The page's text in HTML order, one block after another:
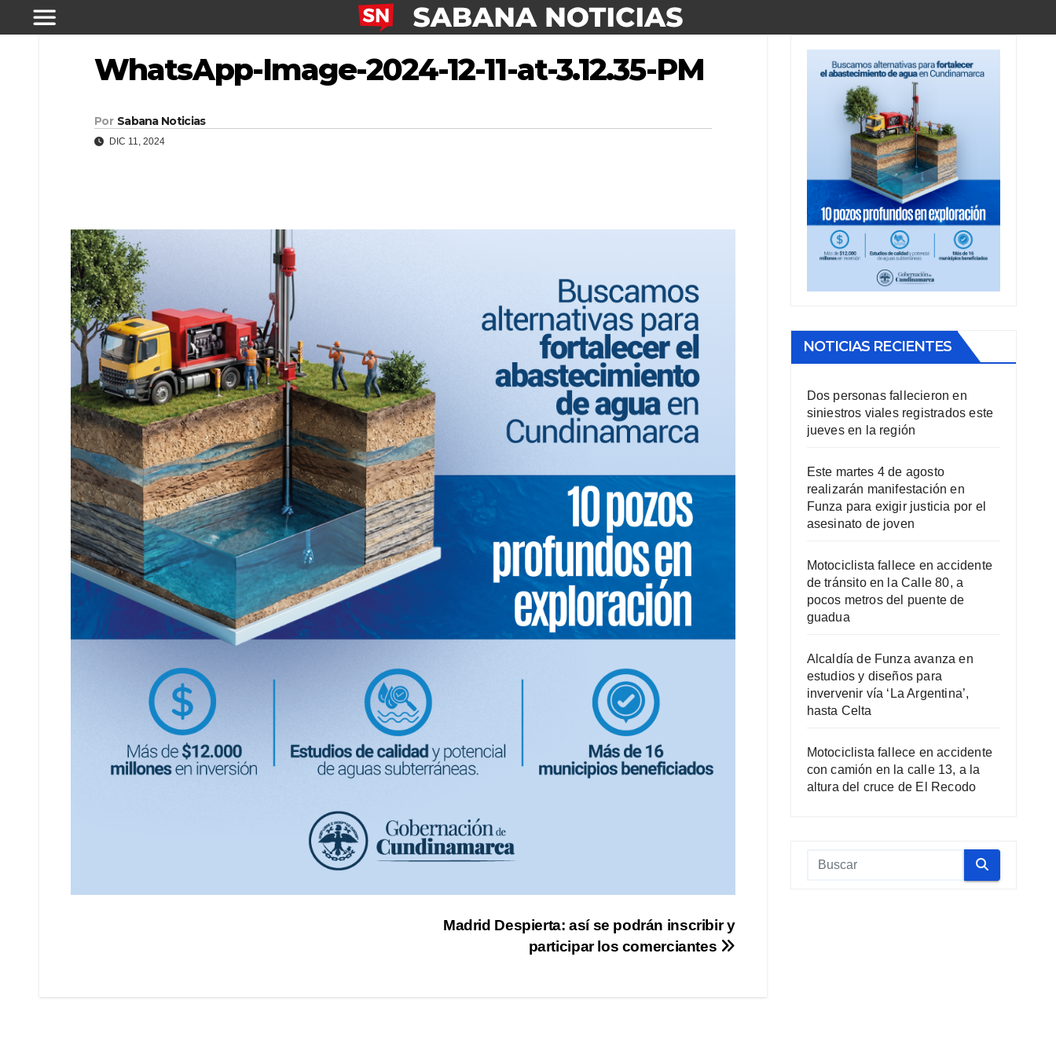
WhatsApp-Image-2024-12-11-at-3.12.35-PM
Por Sabana Noticias
DIC 11, 2024
Madrid Despierta: así se podrán inscribir y
participar los comerciantes
NOTICIAS RECIENTES
Dos personas fallecieron en
siniestros viales registrados este
jueves en la región
Este martes 4 de agosto
realizarán manifestación en
Funza para exigir justicia por el
asesinato de joven
Motociclista fallece en accidente
de tránsito en la Calle 80, a
pocos metros del puente de
guadua
Alcaldía de Funza avanza en
estudios y diseños para
invervenir vía ‘La Argentina’,
hasta Celta
Motociclista fallece en accidente
con camión en la calle 13, a la
altura del cruce de El Recodo